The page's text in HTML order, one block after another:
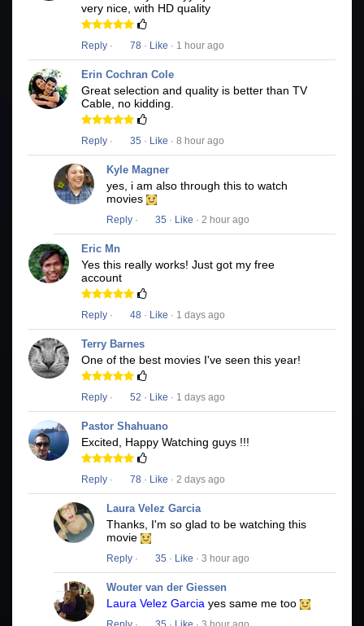
very nice, with HD quality
Reply · 78 · Like · 1 hour ago
Erin Cochran Cole
Great selection and quality is better than TV
Cable, no kidding.
Reply · 35 · Like · 8 hour ago
Kyle Magner
yes, i am also through this to watch
movies
Reply · 35 · Like · 2 hour ago
Eric Mn
Yes this really works! Just got my free
account
Reply · 48 · Like · 1 days ago
Terry Barnes
One of the best movies I've seen this year!
Reply · 52 · Like · 1 days ago
Pastor Shahuano
Excited, Happy Watching guys !!!
Reply · 78 · Like · 2 days ago
Laura Velez Garcia
Thanks, I'm so glad to be watching this
movie
Reply · 35 · Like · 3 hour ago
Wouter van der Giessen
Laura Velez Garcia yes same me too